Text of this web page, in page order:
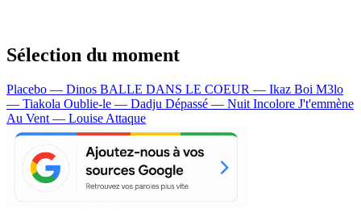
Sélection du moment
Placebo — Dinos BALLE DANS LE COEUR — Ikaz Boi M3lo
— Tiakola Oublie-le — Dadju Dépassé — Nuit Incolore J't'emmène
Au Vent — Louise Attaque